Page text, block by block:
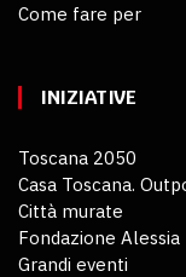
Come fare per
INIZIATIVE
Toscana 2050
Casa Toscana.
Città murate
Fondazione Alessia
Grandi eventi